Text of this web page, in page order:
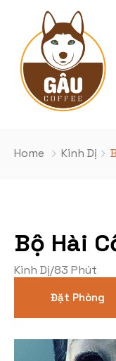
cơ sở Phan
Cơ sở Nghĩa Đô
Kho phim
Phim Đang Hot
Phim sắp chiếu
Thể loại phim
Khuyến Mãi
Tin Tức
Home Kinh Dị
Bộ Hài
Kinh Dị/83 Phút
Đặt Phòng